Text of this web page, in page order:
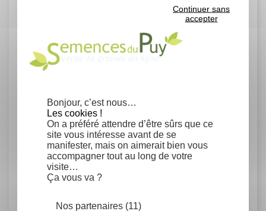
Bonjour, c’est nous…
Les cookies !
On a préféré attendre d’être sûrs que ce
site vous intéresse avant de se
manifester, mais on aimerait bien vous
accompagner tout au long de votre
visite…
Ça vous va ?
Nos partenaires (11)
Continuer sans
accepter
Un gramme contient environ 15 graines.
Marque Végétal local
Ligneux
Région Massif Central
Provenance
France